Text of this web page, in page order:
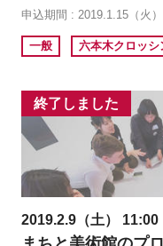
申込期間 : 2019.1.15（火）
一般 六本木クロッシ
終了しました
2019.2.9（土） 11:00